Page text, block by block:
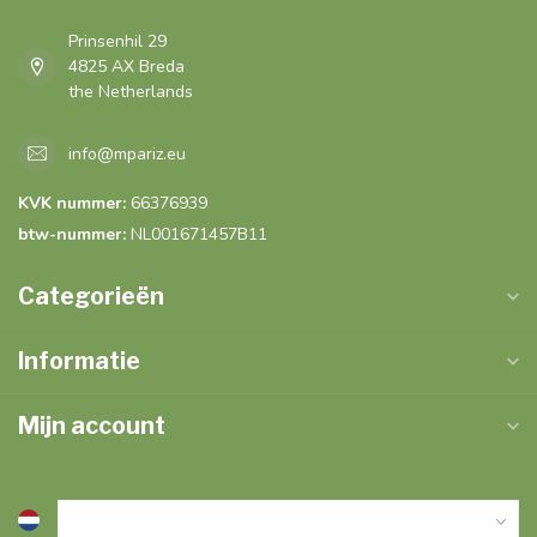
Prinsenhil 29
4825 AX Breda
the Netherlands
info@mpariz.eu
KVK nummer: 66376939
btw-nummer: NL001671457B11
Categorieën
Informatie
Mijn account